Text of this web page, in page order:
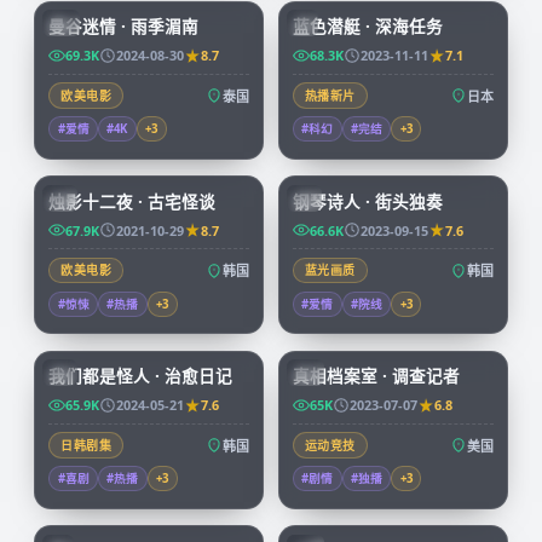
CN
曼谷迷情 · 雨季湄南
69.3K 2024-08-30 8.7
欧美电影 泰国
#爱情 #4K +3
JP
蓝色潜艇 · 深海任务
68.3K 2023-11-11 7.1
热播新片 日本
#科幻 #完结 +3
KR
烛影十二夜 · 古宅怪谈
67.9K 2021-10-29 8.7
欧美电影 韩国
#惊悚 #热播 +3
KR
钢琴诗人 · 街头独奏
66.6K 2023-09-15 7.6
蓝光画质 韩国
#爱情 #院线 +3
KR
66:08
我们都是怪人 · 治愈日记
65.9K 2024-05-21 7.6
日韩剧集 韩国
#喜剧 #热播 +3
CN
50:05
真相档案室 · 调查记者
65K 2023-07-07 6.8
运动竞技 美国
#剧情 #独播 +3
73:38